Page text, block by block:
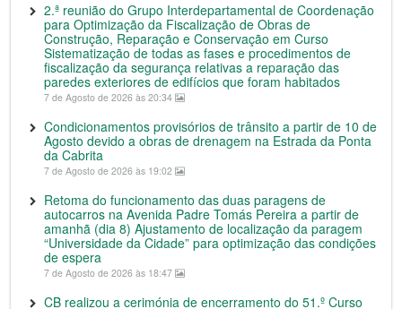
2.ª reunião do Grupo Interdepartamental de Coordenação
para Optimização da Fiscalização de Obras de
Construção, Reparação e Conservação em Curso
Sistematização de todas as fases e procedimentos de
fiscalização da segurança relativas a reparação das
paredes exteriores de edifícios que foram habitados
7 de Agosto de 2026 às 20:34
Condicionamentos provisórios de trânsito a partir de 10 de
Agosto devido a obras de drenagem na Estrada da Ponta
da Cabrita
7 de Agosto de 2026 às 19:02
Retoma do funcionamento das duas paragens de
autocarros na Avenida Padre Tomás Pereira a partir de
amanhã (dia 8) Ajustamento de localização da paragem
“Universidade da Cidade” para optimização das condições
de espera
7 de Agosto de 2026 às 18:47
CB realizou a cerimónia de encerramento do 51.º Curso